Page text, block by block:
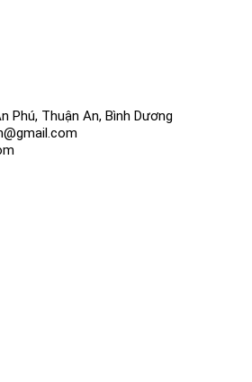
Phú, Thuận An, Bình Dương